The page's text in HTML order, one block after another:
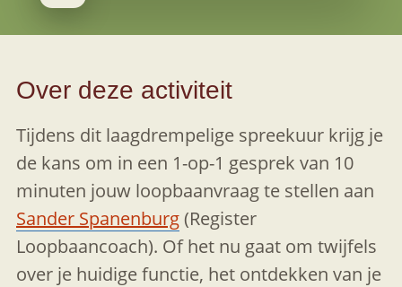
Over deze activiteit
Tijdens dit laagdrempelige spreekuur krijg je
de kans om in een 1-op-1 gesprek van 10
minuten jouw loopbaanvraag te stellen aan
Sander Spanenburg(Register
Loopbaancoach). Of het nu gaat om twijfels
over je huidige functie, het ontdekken van je